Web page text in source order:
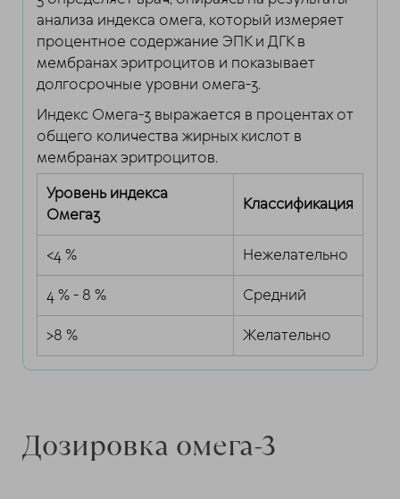
анализа индекса омега, который измеряет
процентное содержание ЭПК и ДГК в
мембранах эритроцитов и показывает
долгосрочные уровни омега-3.
Индекс Омега-3 выражается в процентах от
общего количества жирных кислот в
мембранах эритроцитов.
Уровень индекса
Омега3
Классификация
<4 % Нежелательно
4 % - 8 % Средний
>8 % Желательно
Дозировка омега-3